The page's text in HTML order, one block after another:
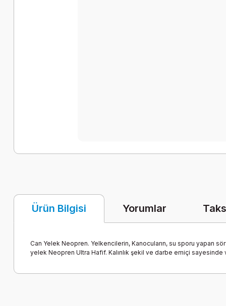
Ürün Bilgisi Yorumlar
Can Yelek Neopren. Yelkencilerin, Kanocuların, su sporu yapan
yelek Neopren Ultra Hafif. Kalınlık şekil ve darbe emiçi sayesinde